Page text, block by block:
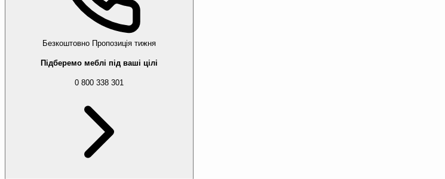
Безкоштовно Пропозиція тижня
Підберемо меблі під ваші цілі
0 800 338 301